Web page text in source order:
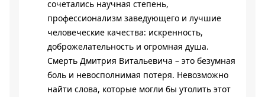
сочетались научная степень,
профессионализм заведующего и лучшие
человеческие качества: искренность,
доброжелательность и огромная душа.
Смерть Дмитрия Витальевича – это безумная
боль и невосполнимая потеря. Невозможно
найти слова, которые могли бы утолить этот